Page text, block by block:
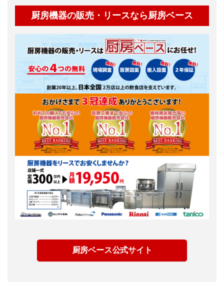
厨房機器の販売・リースなら厨房ベース
厨房ベース公式サイト